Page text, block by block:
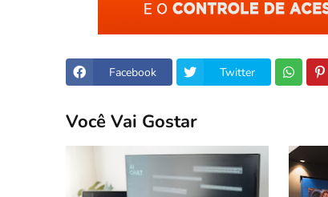
Facebook Twitter
Você Vai Gostar